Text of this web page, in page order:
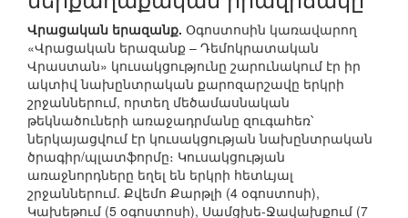
Վրացական երազանք. Օգոստոսին կառավարող
«Վրացական երազանք – Դեմոկրատական
Վրաստան» կուսակցությունը շարունակում էր իր
ակտիվ նախընտրական քարոզարշավը երկրի
շրջաններում, որտեղ մեծամասնական
թեկնածուների առաջադրմանը զուգահեռ՝
ներկայացվում էր կուսակցության նախընտրական
ծրագիր/պլատֆորմը։ Կուսակցության
առաջնորդները եղել են երկրի հետևյալ
շրջաններում. Քվեմո Քարթլի (4 օգոստոսի),
Կախեթում (5 օգոստոսի), Սամցխե-Ջավախքում (7